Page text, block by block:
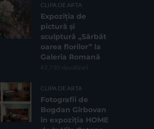
CLIPA DE ARTA
Expoziția de
pictură și
sculptură „Sărbăt
oarea florilor” la
Galeria Romană
62.730 vizualizari
CLIPA DE ARTA
Fotografii de
Bogdan Gîrbovan
în expoziția HOME